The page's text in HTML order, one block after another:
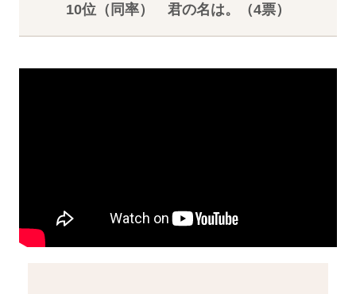
10位（同率） 君の名は。（4票）